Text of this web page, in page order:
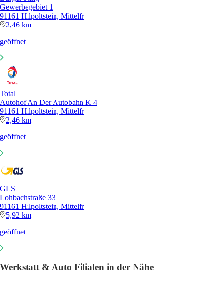
Gewerbegebiet 1
91161 Hilpoltstein, Mittelfr
2,46 km
geöffnet
Total
Autohof An Der Autobahn K 4
91161 Hilpoltstein, Mittelfr
2,46 km
geöffnet
GLS
Lohbachstraße 33
91161 Hilpoltstein, Mittelfr
5,92 km
geöffnet
Werkstatt & Auto Filialen in der Nähe